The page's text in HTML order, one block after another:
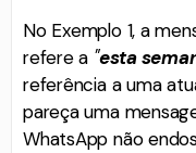
No Exemplo 1, a
refere a "esta
referência a uma
pareça uma
WhatsApp não